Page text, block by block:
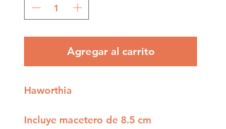
Agregar al carrito
Haworthia
Incluye macetero de 8.5 cm